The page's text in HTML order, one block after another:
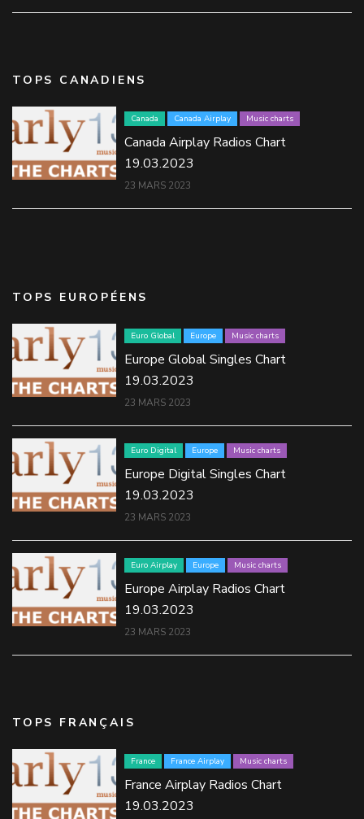
TOPS CANADIENS
Canada Canada Airplay Music charts
Canada Airplay Radios Chart
19.03.2023
23 MARS 2023
TOPS EUROPÉENS
Euro Global Europe Music charts
Europe Global Singles Chart
19.03.2023
23 MARS 2023
Euro Digital Europe Music charts
Europe Digital Singles Chart
19.03.2023
23 MARS 2023
Euro Airplay Europe Music charts
Europe Airplay Radios Chart
19.03.2023
23 MARS 2023
TOPS FRANÇAIS
France France Airplay Music charts
France Airplay Radios Chart
19.03.2023